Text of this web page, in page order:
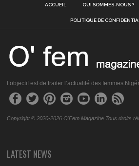
ACCUEIL QUI SOMMES-NOUS ?
POLITIQUE DE
l’objectif est de traiter l’actualité des femmes
Copyright © 2020-2026 O'Fem Magazine Tous droits
LATEST NEWS